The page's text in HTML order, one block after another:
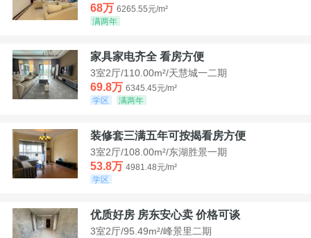
68万 6265.55元/m²
满两年
家具家电齐全 看房方便
3室2厅/110.00m²/天慧城一二期
69.8万 6345.45元/m²
学区
满两年
装修套三满五年可按揭看房方便
3室2厅/108.00m²/东湖胜景一期
53.8万 4981.48元/m²
学区
优质好房 房东安心卖 价格可谈
3室2厅/95.49m²/峰景里二期